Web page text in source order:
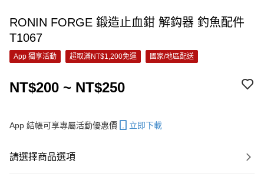
RONIN FORGE 鍛造止血鉗 解鈎器 釣魚配件
T1067
App 獨享活動 超取滿NT$1,200免運 國家/地區配送
NT$200 ~ NT$250
App 結帳可享專屬活動優惠價 立即下載
請選擇商品選項